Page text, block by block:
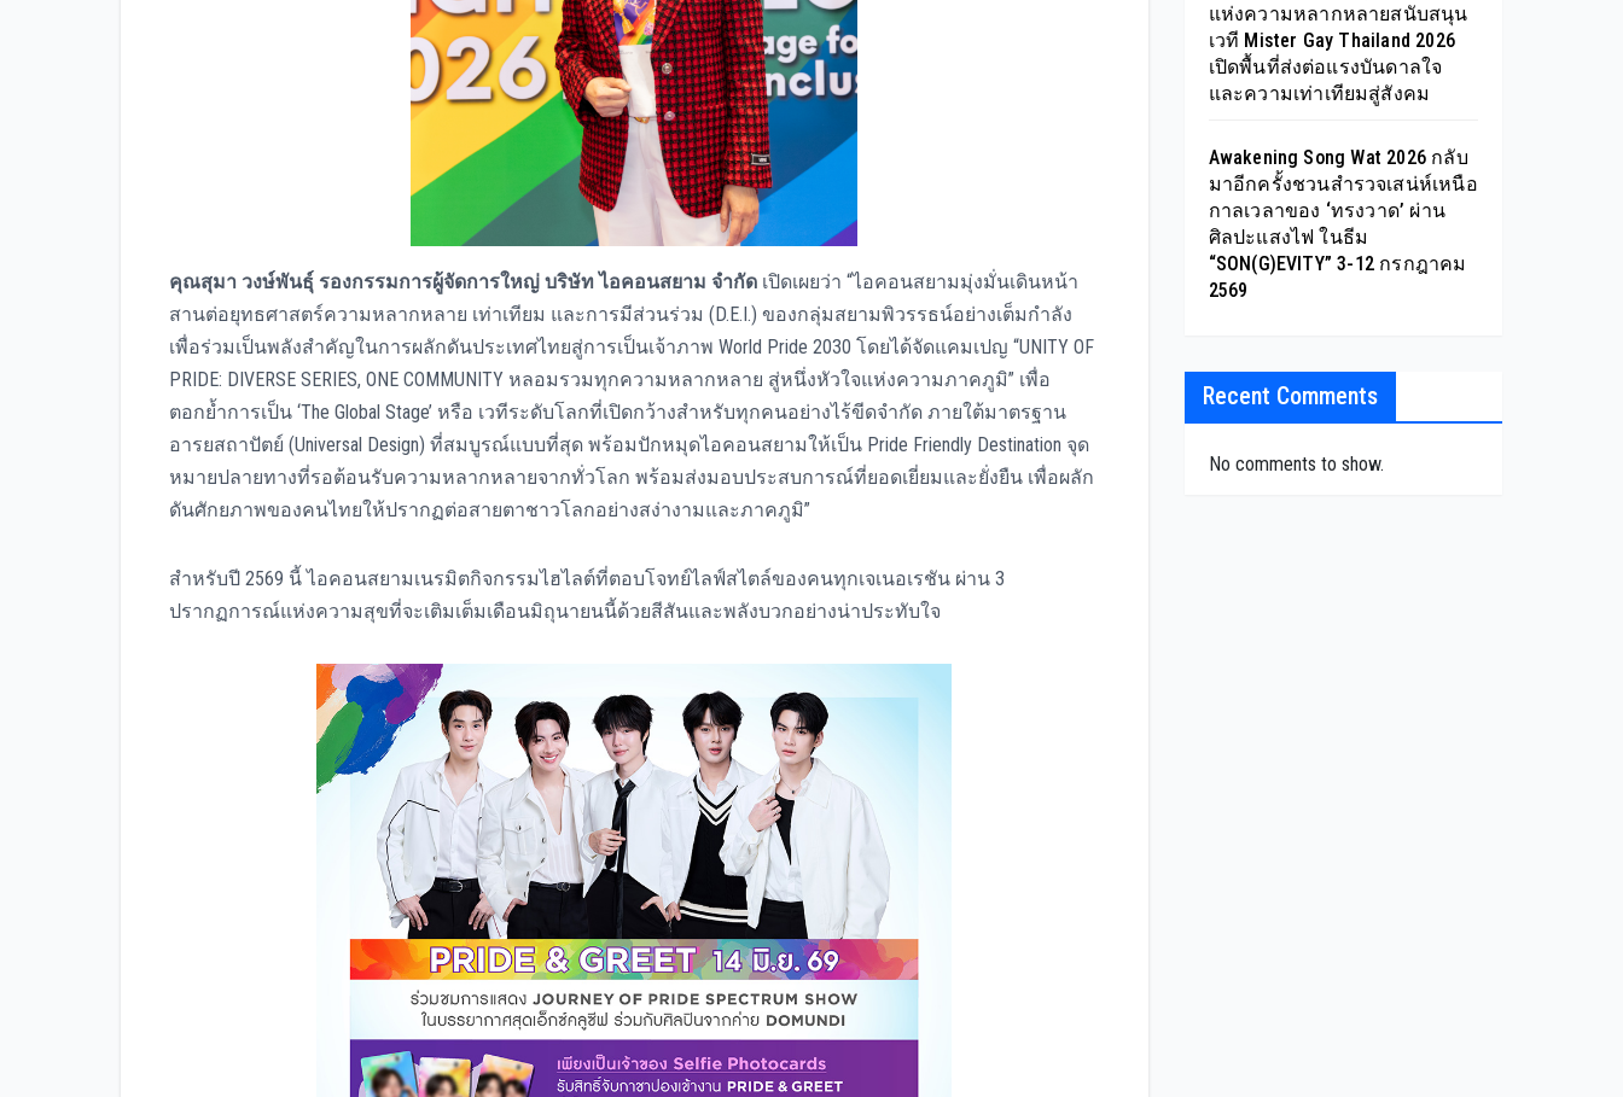
คุณสุมา วงษ์พันธุ์ รองกรรมการผู้จัดการใหญ่ บริษัท ไอคอนสยาม จำกัด เปิดเผยว่า “ไอคอนสยามมุ่งมั่นเดินหน้า
สานต่อยุทธศาสตร์ความหลากหลาย เท่าเทียม และการมีส่วนร่วม (D.E.I.) ของกลุ่มสยามพิวรรธน์อย่างเต็มกำลัง
เพื่อร่วมเป็นพลังสำคัญในการผลักดันประเทศไทยสู่การเป็นเจ้าภาพ World Pride 2030 โดยได้จัดแคมเปญ “UNITY OF
PRIDE: DIVERSE SERIES, ONE COMMUNITY หลอมรวมทุกความหลากหลาย สู่หนึ่งหัวใจแห่งความภาคภูมิ” เพื่อ
ตอกย้ำการเป็น ‘The Global Stage’ หรือ เวทีระดับโลกที่เปิดกว้างสำหรับทุกคนอย่างไร้ขีดจำกัด ภายใต้มาตรฐาน
อารยสถาปัตย์ (Universal Design) ที่สมบูรณ์แบบที่สุด พร้อมปักหมุดไอคอนสยามให้เป็น Pride Friendly Destination จุด
หมายปลายทางที่รอต้อนรับความหลากหลายจากทั่วโลก พร้อมส่งมอบประสบการณ์ที่ยอดเยี่ยมและยั่งยืน เพื่อผลัก
ดันศักยภาพของคนไทยให้ปรากฏต่อสายตาชาวโลกอย่างสง่างามและภาคภูมิ”
สำหรับปี 2569 นี้ ไอคอนสยามเนรมิตกิจกรรมไฮไลต์ที่ตอบโจทย์ไลฟ์สไตล์ของคนทุกเจเนอเรชัน ผ่าน 3
ปรากฏการณ์แห่งความสุขที่จะเติมเต็มเดือนมิถุนายนนี้ด้วยสีสันและพลังบวกอย่างน่าประทับใจ
แห่งความหลากหลายสนับสนุน
เวที Mister Gay Thailand 2026
เปิดพื้นที่ส่งต่อแรงบันดาลใจ
และความเท่าเทียมสู่สังคม
Awakening Song Wat 2026 กลับ
มาอีกครั้งชวนสำรวจเสน่ห์เหนือ
กาลเวลาของ ‘ทรงวาด’ ผ่าน
ศิลปะแสงไฟ ในธีม
“SON(G)EVITY” 3-12 กรกฎาคม
2569
Recent Comments
No comments to show.